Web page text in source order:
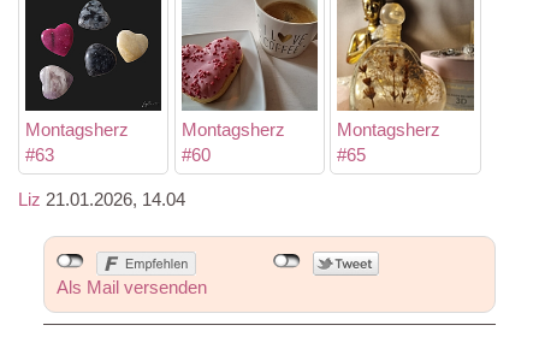
Montagsherz
#63
Montagsherz
#60
Montagsherz
#65
Liz 21.01.2026, 14.04
Als Mail versenden